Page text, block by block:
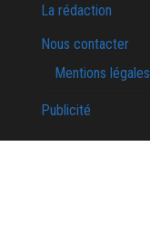
La rédaction
Nous contacter
Mentions légales
Publicité